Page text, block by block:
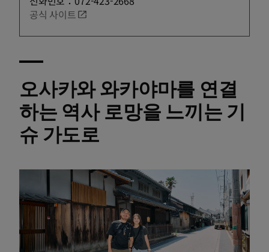
공식 사이트
오사카와 와카야마를 연결
하는 역사 로망을 느끼는 기
슈 가도로